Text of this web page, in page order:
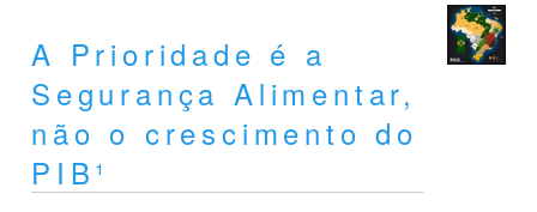
A Prioridade é a
Segurança Alimentar,
não o crescimento do
PIB¹